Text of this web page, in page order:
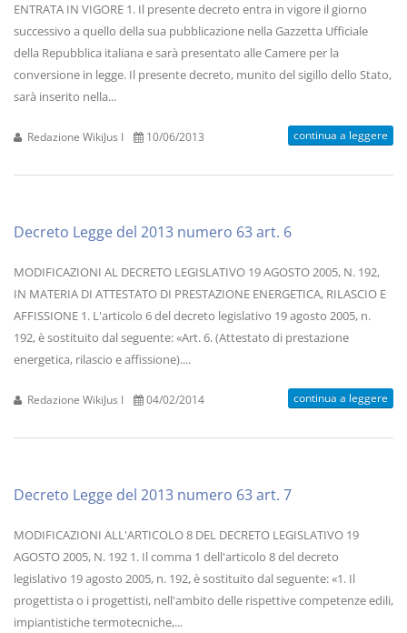
ENTRATA IN VIGORE 1. Il presente decreto entra in vigore il giorno
successivo a quello della sua pubblicazione nella Gazzetta Ufficiale
della Repubblica italiana e sarà presentato alle Camere per la
conversione in legge. Il presente decreto, munito del sigillo dello Stato,
sarà inserito nella...
Redazione WikiJus I 10/06/2013 continua a leggere
Decreto Legge del 2013 numero 63 art. 6
MODIFICAZIONI AL DECRETO LEGISLATIVO 19 AGOSTO 2005, N. 192,
IN MATERIA DI ATTESTATO DI PRESTAZIONE ENERGETICA, RILASCIO E
AFFISSIONE 1. L'articolo 6 del decreto legislativo 19 agosto 2005, n.
192, è sostituito dal seguente: «Art. 6. (Attestato di prestazione
energetica, rilascio e affissione)....
Redazione WikiJus I 04/02/2014 continua a leggere
Decreto Legge del 2013 numero 63 art. 7
MODIFICAZIONI ALL'ARTICOLO 8 DEL DECRETO LEGISLATIVO 19
AGOSTO 2005, N. 192 1. Il comma 1 dell'articolo 8 del decreto
legislativo 19 agosto 2005, n. 192, è sostituito dal seguente: «1. Il
progettista o i progettisti, nell'ambito delle rispettive competenze edili,
impiantistiche termotecniche,...